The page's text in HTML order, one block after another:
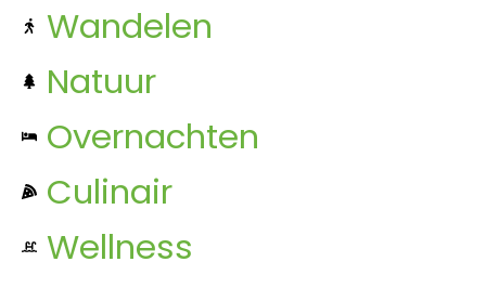
Wandelen
Natuur
Overnachten
Culinair
Wellness